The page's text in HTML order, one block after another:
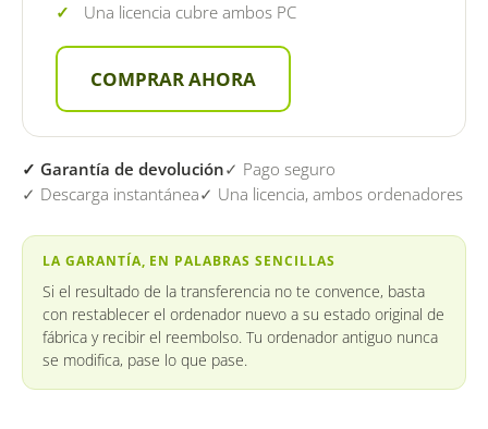
Una licencia cubre ambos PC
COMPRAR AHORA
✓ Garantía de devolución✓ Pago seguro
✓ Descarga instantánea✓ Una licencia, ambos ordenadores
LA GARANTÍA, EN PALABRAS SENCILLAS
Si el resultado de la transferencia no te convence, basta
con restablecer el ordenador nuevo a su estado original de
fábrica y recibir el reembolso. Tu ordenador antiguo nunca
se modifica, pase lo que pase.